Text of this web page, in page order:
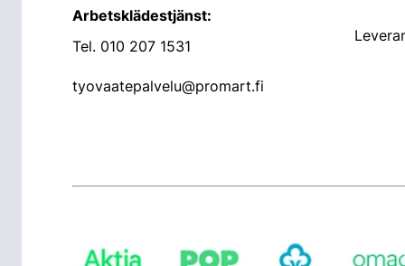
Arbetsklädestjänst:
Tel. 010 207 1531
tyovaatepalvelu@promart.fi